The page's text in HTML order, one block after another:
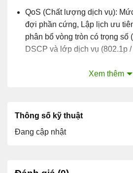
QoS (Chất lượng dịch vụ):
đợi phần cứng, Lập lịch ưu
phân bổ vòng tròn có trọng số
DSCP và lớp dịch vụ (802.1p /
yêu cầu cũng như các ứng dụng
Xem thêm
Thông số kỹ thuật
Đang cập nhật